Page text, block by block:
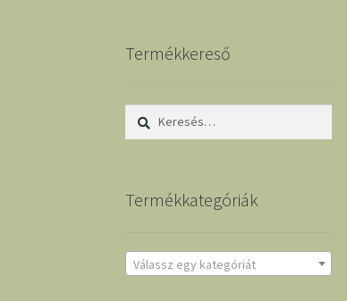
Termékkereső
Keresés:
Termékkategóriák
Válassz egy kategóriát